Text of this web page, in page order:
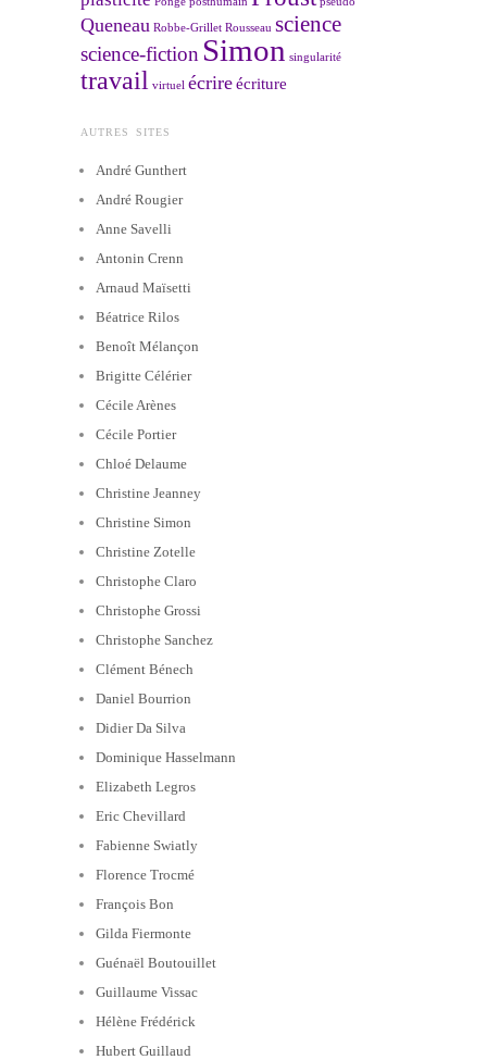
Queneau Robbe-Grillet Rousseau science
science-fiction Simon singularité
travail virtuel écrireécriture
AUTRES SITES
André Gunthert
André Rougier
Anne Savelli
Antonin Crenn
Arnaud Maïsetti
Béatrice Rilos
Benoît Mélançon
Brigitte Célérier
Cécile Arènes
Cécile Portier
Chloé Delaume
Christine Jeanney
Christine Simon
Christine Zotelle
Christophe Claro
Christophe Grossi
Christophe Sanchez
Clément Bénech
Daniel Bourrion
Didier Da Silva
Dominique Hasselmann
Elizabeth Legros
Eric Chevillard
Fabienne Swiatly
Florence Trocmé
François Bon
Gilda Fiermonte
Guénaël Boutouillet
Guillaume Vissac
Hélène Frédérick
Hubert Guillaud